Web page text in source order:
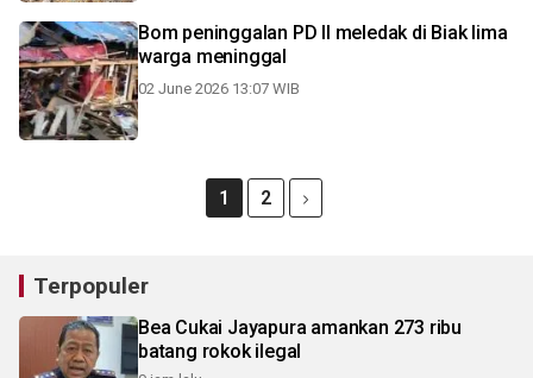
Bom peninggalan PD II meledak di Biak lima
warga meninggal
02 June 2026 13:07 WIB
1 2
Terpopuler
Bea Cukai Jayapura amankan 273 ribu
batang rokok ilegal